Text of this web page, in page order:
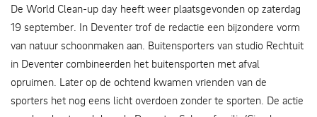
Meld jouw werkgroep of initiatief aan
De World Clean-up day heeft weer plaatsgevonden op zaterdag
19 september. In Deventer trof de redactie een bijzondere vorm
van natuur schoonmaken aan. Buitensporters van studio Rechtuit
in Deventer combineerden het buitensporten met afval
opruimen. Later op de ochtend kwamen vrienden van de
sporters het nog eens licht overdoen zonder te sporten. De actie